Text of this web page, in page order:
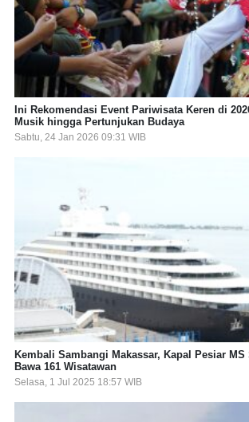
Ini Rekomendasi Event Pariwisata Keren di
Musik hingga Pertunjukan Budaya
Sabtu, 24 Jan 2026 09:31 WIB
Kembali Sambangi Makassar, Kapal Pesiar
Bawa 161 Wisatawan
Selasa, 1 Jul 2025 18:57 WIB